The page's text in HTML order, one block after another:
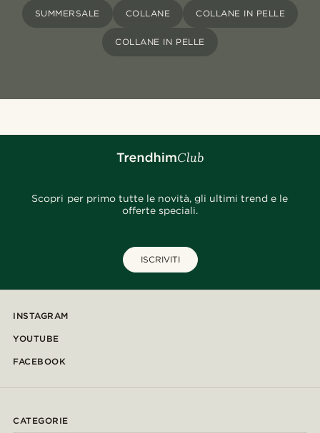
SUMMERSALE COLLANE COLLANE IN PELLE
COLLANE IN PELLE
Scopri per primo tutte le novità, gli ultimi trend e le
offerte speciali.
ISCRIVITI
INSTAGRAM
YOUTUBE
FACEBOOK
CATEGORIE